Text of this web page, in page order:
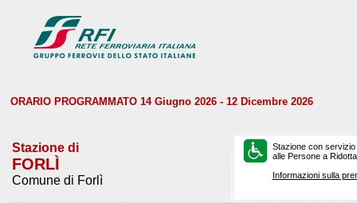
ORARIO PROGRAMMATO 14 Giugno 2026 - 12 Dicembre 2026
Stazione di
FORLÌ
Comune di Forlì
Stazione con
alle Persone a
Informazioni sulla